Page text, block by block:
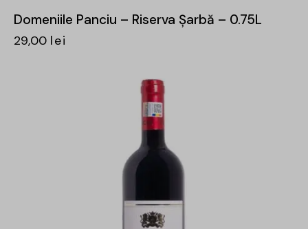
Domeniile Panciu – Riserva Șarbă – 0.75L
29,00 lei